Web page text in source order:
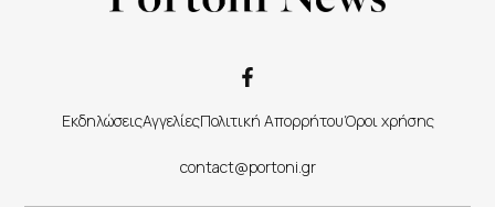
ΕκδηλώσειςΑγγελίεςΠολιτική ΑπορρήτουΌροι χρήσης
contact@portoni.gr